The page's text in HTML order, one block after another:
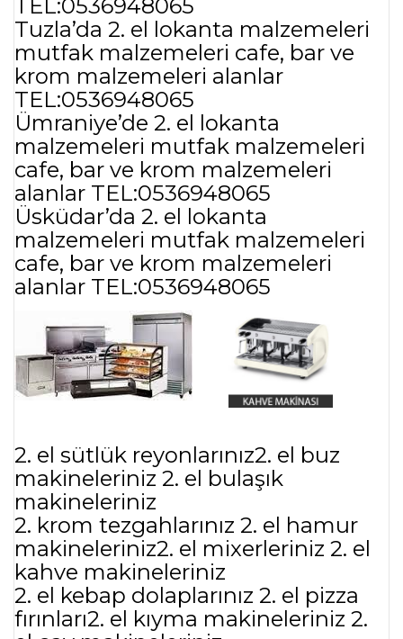
TEL:0536948065
Tuzla’da 2. el lokanta malzemeleri
mutfak malzemeleri cafe, bar ve
krom malzemeleri alanlar
TEL:0536948065
Ümraniye’de 2. el lokanta
malzemeleri mutfak malzemeleri
cafe, bar ve krom malzemeleri
alanlar TEL:0536948065
Üsküdar’da 2. el lokanta
malzemeleri mutfak malzemeleri
cafe, bar ve krom malzemeleri
alanlar TEL:0536948065
2. el sütlük reyonlarınız2. el buz
makineleriniz 2. el bulaşık
makineleriniz
2. krom tezgahlarınız 2. el hamur
makineleriniz2. el mixerleriniz 2. el
kahve makineleriniz
2. el kebap dolaplarınız 2. el pizza
fırınları2. el kıyma makineleriniz 2.